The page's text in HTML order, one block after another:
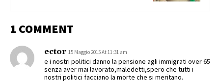
1 COMMENT
ector 15 Maggio 2015 At 11:31 am
e i nostri politici danno la pensione agli immigrati over 65
senza aver mai lavorato,maledetti,spero che tutti i
nostri politici facciano la morte che si meritano.